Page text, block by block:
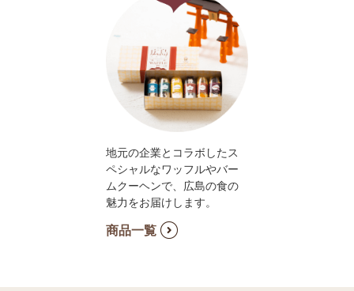
地元の企業とコラボしたス
ペシャルなワッフルやバー
ムクーヘンで、広島の食の
魅力をお届けします。
商品一覧